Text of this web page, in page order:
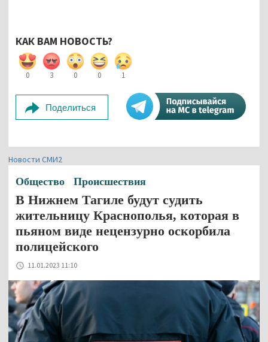
КАК ВАМ НОВОСТЬ?
0 3 0 0 1
Поделиться
Новости СМИ2
Общество Происшествия
В Нижнем Тагиле будут судить
жительницу Краснополья, которая в
пьяном виде нецензурно оскорбила
полицейского
11.01.2023 11:10